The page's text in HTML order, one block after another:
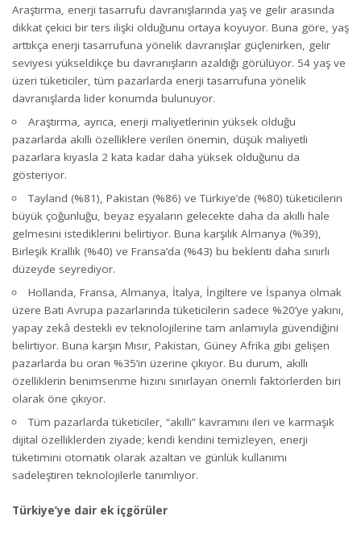
Araştırma, enerji tasarrufu davranışlarında yaş ve gelir arasında
dikkat çekici bir ters ilişki olduğunu ortaya koyuyor. Buna göre, yaş
arttıkça enerji tasarrufuna yönelik davranışlar güçlenirken, gelir
seviyesi yükseldikçe bu davranışların azaldığı görülüyor. 54 yaş ve
üzeri tüketiciler, tüm pazarlarda enerji tasarrufuna yönelik
davranışlarda lider konumda bulunuyor.
Araştırma, ayrıca, enerji maliyetlerinin yüksek olduğu
pazarlarda akıllı özelliklere verilen önemin, düşük maliyetli
pazarlara kıyasla 2 kata kadar daha yüksek olduğunu da
gösteriyor.
Tayland (%81), Pakistan (%86) ve Türkiye’de (%80) tüketicilerin
büyük çoğunluğu, beyaz eşyaların gelecekte daha da akıllı hale
gelmesini istediklerini belirtiyor. Buna karşılık Almanya (%39),
Birleşik Krallık (%40) ve Fransa’da (%43) bu beklenti daha sınırlı
düzeyde seyrediyor.
Hollanda, Fransa, Almanya, İtalya, İngiltere ve İspanya olmak
üzere Batı Avrupa pazarlarında tüketicilerin sadece %20’ye yakını,
yapay zekâ destekli ev teknolojilerine tam anlamıyla güvendiğini
belirtiyor. Buna karşın Mısır, Pakistan, Güney Afrika gibi gelişen
pazarlarda bu oran %35’in üzerine çıkıyor. Bu durum, akıllı
özelliklerin benimsenme hızını sınırlayan önemli faktörlerden biri
olarak öne çıkıyor.
Tüm pazarlarda tüketiciler, “akıllı” kavramını ileri ve karmaşık
dijital özelliklerden ziyade; kendi kendini temizleyen, enerji
tüketimini otomatik olarak azaltan ve günlük kullanımı
sadeleştiren teknolojilerle tanımlıyor.
Türkiye’ye dair ek içgörüler